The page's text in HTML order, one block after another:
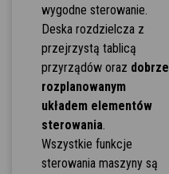
wygodne sterowanie.
Deska rozdzielcza z
przejrzystą tablicą
przyrządów oraz dobrze
rozplanowanym
układem elementów
sterowania.
Wszystkie funkcje
sterowania maszyny są